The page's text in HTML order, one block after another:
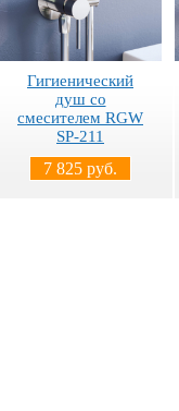
Гигиенический
душ со
смесителем RGW
SP-211
7 825 руб.